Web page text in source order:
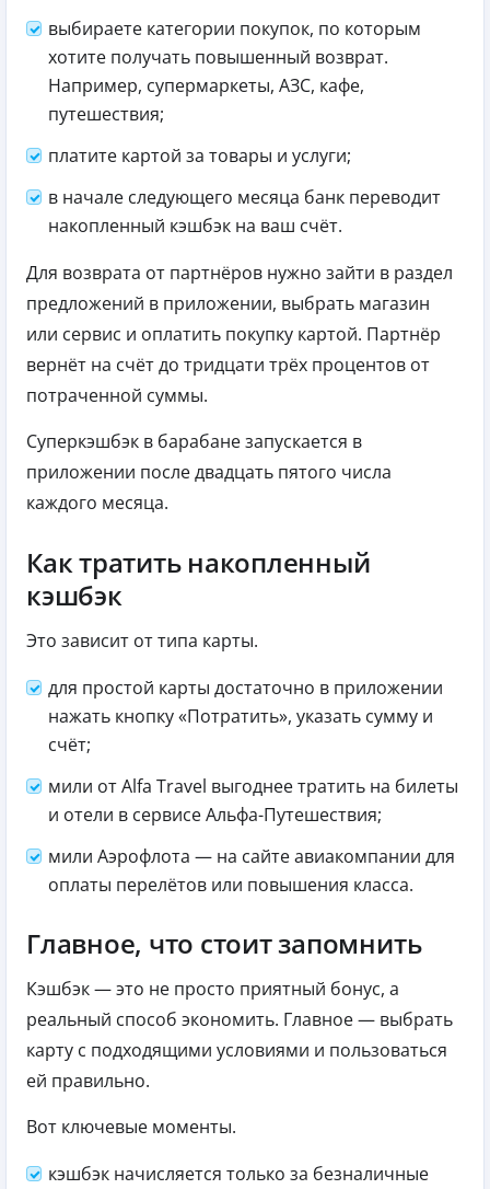
выбираете категории покупок, по которым
хотите получать повышенный возврат.
Например, супермаркеты, АЗС, кафе,
путешествия;
платите картой за товары и услуги;
в начале следующего месяца банк переводит
накопленный кэшбэк на ваш счёт.
Для возврата от партнёров нужно зайти в раздел
предложений в приложении, выбрать магазин
или сервис и оплатить покупку картой. Партнёр
вернёт на счёт до тридцати трёх процентов от
потраченной суммы.
Суперкэшбэк в барабане запускается в
приложении после двадцать пятого числа
каждого месяца.
Как тратить накопленный
кэшбэк
Это зависит от типа карты.
для простой карты достаточно в приложении
нажать кнопку «Потратить», указать сумму и
счёт;
мили от Alfa Travel выгоднее тратить на билеты
и отели в сервисе Альфа-Путешествия;
мили Аэрофлота — на сайте авиакомпании для
оплаты перелётов или повышения класса.
Главное, что стоит запомнить
Кэшбэк — это не просто приятный бонус, а
реальный способ экономить. Главное — выбрать
карту с подходящими условиями и пользоваться
ей правильно.
Вот ключевые моменты.
кэшбэк начисляется только за безналичные